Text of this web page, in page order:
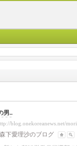
男..
blog.onekoreanews.net/
森下愛理沙のブログ